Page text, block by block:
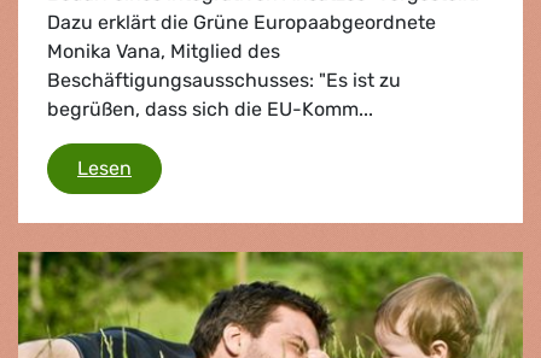
Dazu erklärt die Grüne Europaabgeordnete
Monika Vana, Mitglied des
Beschäftigungsausschusses: "Es ist zu
begrüßen, dass sich die EU-Komm...
Lesen Green Jobs